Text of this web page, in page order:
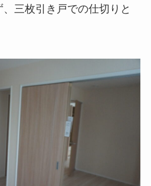
三枚引き戸での仕切りと